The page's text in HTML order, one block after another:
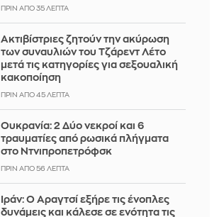
ΠΡΙΝ ΑΠΌ 35 ΛΕΠΤΆ
Ακτιβίστριες ζητούν την ακύρωση
των συναυλιών του Τζάρεντ Λέτο
μετά τις κατηγορίες για σεξουαλική
κακοποίηση
ΠΡΙΝ ΑΠΌ 45 ΛΕΠΤΆ
Ουκρανία: 2 Δύο νεκροί και 6
τραυματίες από ρωσικά πλήγματα
στο Ντνιπροπετρόφσκ
ΠΡΙΝ ΑΠΌ 56 ΛΕΠΤΆ
Ιράν: Ο Αραγτσί εξήρε τις ένοπλες
δυνάμεις και κάλεσε σε ενότητα τις